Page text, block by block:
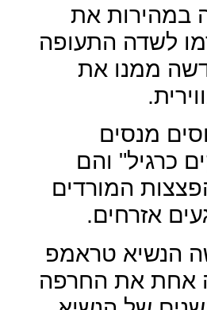
במהירות את
לשדה התעופה
ממנו את
מנסים
כרגיל" והם
המורדים
אזרחים.
הנשיא טראמפ
אחת את החרפה